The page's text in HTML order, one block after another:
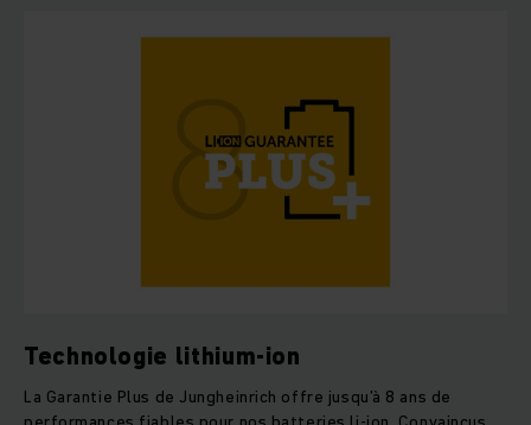
Technologie lithium-ion
La Garantie Plus de Jungheinrich offre jusqu’à 8 ans de